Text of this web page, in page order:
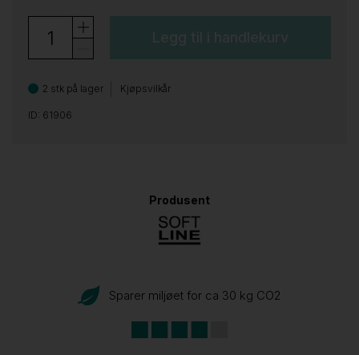
Legg til i handlekurv
2 stk på lager Kjøpsvilkår
ID: 61906
Produsent
Sparer miljøet for ca 30 kg CO2